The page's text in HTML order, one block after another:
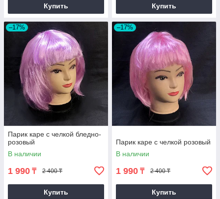
Купить Купить
–17%
Парик каре с челкой бледно-
розовый
В наличии
1 990 ₸ 2 400 ₸
Купить
–17%
Парик каре с челкой розовый
В наличии
1 990 ₸ 2 400 ₸
Купить